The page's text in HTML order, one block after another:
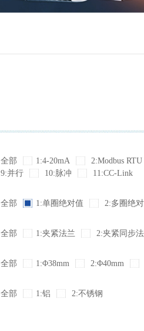
全部 1:4-20mA 2:Modbus RTU
9:并行
10:脉冲 11:CC-Link
全部 1:单圈绝对值 2:多圈绝
全部 1:夹紧法兰 2:夹紧同步
全部 1:Φ38mm 2:Φ40mm
全部 1:铝 2:不锈钢